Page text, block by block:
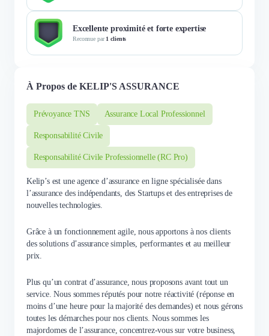
Excellente proximité et forte expertise
Reconnue par1 clients
À Propos de KELIP'S ASSURANCE
Prévoyance TNS Assurance Local Professionnel
Responsabilité Civile
Responsabilité Civile Professionnelle (RC Pro)
Kelip’s est une agence d’assurance en ligne spécialisée dans
l’assurance des indépendants, des Startups et des entreprises de
nouvelles technologies.
Grâce à un fonctionnement agile, nous apportons à nos clients
des solutions d’assurance simples, performantes et au meilleur
prix.
Plus qu’un contrat d’assurance, nous proposons avant tout un
service. Nous sommes réputés pour notre réactivité (réponse en
moins d’une heure pour la majorité des demandes) et nous gérons
toutes les démarches pour nos clients. Nous sommes les
majordomes de l’assurance, concentrez-vous sur votre business,